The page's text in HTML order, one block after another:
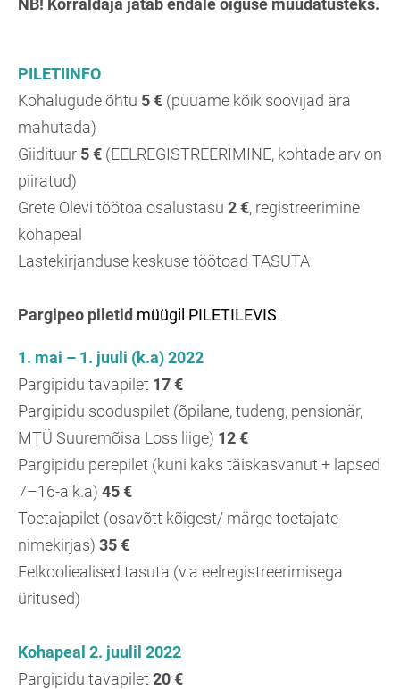
NB! Korraldaja jätab endale õiguse muudatusteks.
PILETIINFO
Kohalugude õhtu 5 € (püüame kõik soovijad ära
mahutada)
Giidituur 5 € (EELREGISTREERIMINE, kohtade arv on
piiratud)
Grete Olevi töötoa osalustasu 2 €, registreerimine
kohapeal
Lastekirjanduse keskuse töötoad TASUTA
Pargipeo piletid müügil PILETILEVIS.
1. mai – 1. juuli (k.a) 2022
Pargipidu tavapilet 17 €
Pargipidu sooduspilet (õpilane, tudeng, pensionär,
MTÜ Suuremõisa Loss liige) 12 €
Pargipidu perepilet (kuni kaks täiskasvanut + lapsed
7–16-a k.a) 45€
Toetajapilet (osavõtt kõigest/ märge toetajate
nimekirjas) 35 €
Eelkooliealised tasuta (v.a eelregistreerimisega
üritused)
Kohapeal 2. juulil 2022
Pargipidu tavapilet 20 €